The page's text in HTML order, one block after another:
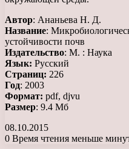
Автор: Ананьева Н. Д.
Название:
устойчивости почв
Издательство: М. : Наука
Язык: Русский
Страниц: 226
Год: 2003
Формат: pdf, djvu
Размер: 9.4 Мб
08.10.2015
0 Время чтения меньше